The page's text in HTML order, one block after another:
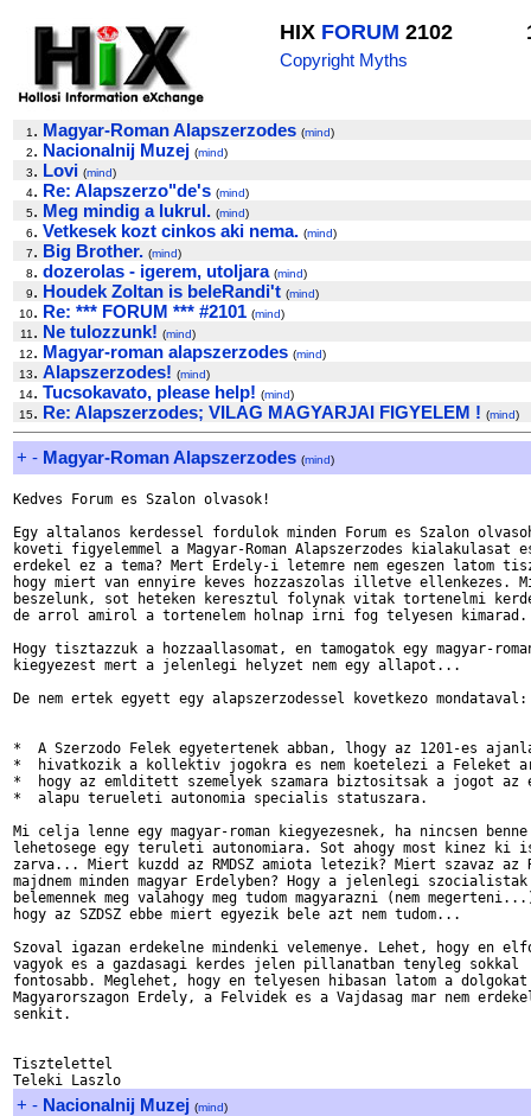
HIX FORUM 2102
Copyright Myths
1 . Magyar-Roman Alapszerzodes (mind)
2. Nacionalnij Muzej (mind)
3. Lovi (mind)
4. Re: Alapszerzo"de's (mind)
5. Meg mindig a lukrul. (mind)
6. Vetkesek kozt cinkos aki nema. (mind)
7. Big Brother. (mind)
8. dozerolas - igerem, utoljara (mind)
9. Houdek Zoltan is beleRandi't (mind)
10. Re: *** FORUM *** #2101 (mind)
11 . Ne tulozzunk! (mind)
12. Magyar-roman alapszerzodes (mind)
13. Alapszerzodes! (mind)
14. Tucsokavato, please help! (mind)
15. Re: Alapszerzodes; VILAG MAGYARJAI FIGYELEM ! (mind)
+ - Magyar-Roman Alapszerzodes (mind)
Kedves Forum es Szalon olvasok!
Egy altalanos kerdessel fordulok minden Forum es Szalon
koveti figyelemmel a Magyar-Roman Alapszerzodes kialakulasat
erdekel ez a tema? Mert Erdely-i letemre nem egeszen latom
hogy miert van ennyire keves hozzaszolas illetve ellenkezes.
beszelunk, sot heteken keresztul folynak vitak tortenelmi
de arrol amirol a tortenelem holnap irni fog telyesen
Hogy tisztazzuk a hozzaallasomat, en tamogatok egy magyar-
kiegyezest mert a jelenlegi helyzet nem egy allapot...
De nem ertek egyett egy alapszerzodessel kovetkezo mondataval:
*  A Szerzodo Felek egyetertenek abban, lhogy az 1201-es
*  hivatkozik a kollektiv jogokra es nem koetelezi a Feleket
*  hogy az emlditett szemelyek szamara biztositsak a jogot az
*  alapu terueleti autonomia specialis statuszara.
Mi celja lenne egy magyar-roman kiegyezesnek, ha nincsen
lehetosege egy teruleti autonomiara. Sot ahogy most kinez ki
zarva... Miert kuzdd az RMDSZ amiota letezik? Miert szavaz az
majdnem minden magyar Erdelyben? Hogy a jelenlegi szocialistak
belemennek meg valahogy meg tudom magyarazni (nem
hogy az SZDSZ ebbe miert egyezik bele azt nem tudom...
Szoval igazan erdekelne mindenki velemenye. Lehet, hogy en
vagyok es a gazdasagi kerdes jelen pillanatban tenyleg sokkal
fontosabb. Meglehet, hogy en telyesen hibasan latom a
Magyarorszagon Erdely, a Felvidek es a Vajdasag mar nem
senkit.
Tisztelettel
+ - Nacionalnij Muzej (mind)